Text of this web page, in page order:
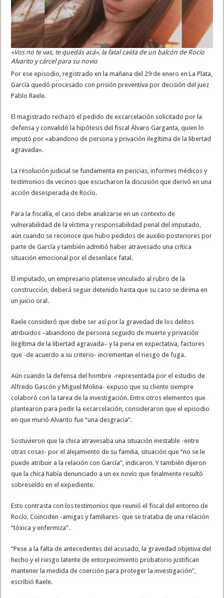
«Vos no te vas, te quedás acá», la fatal caída de un balcón de Rocío
Alvarito y cárcel para su novio
Por ese episodio, registrado en la mañana del 29 de enero en La Plata,
García quedó procesado con prisión preventiva por decisión del juez
Pablo Raele.
El magistrado rechazó el pedido de excarcelación solicitado por la
defensa y convalidó la hipótesis del fiscal Álvaro Garganta, quien lo
imputó por «abandono de persona y privación ilegítima de la libertad
agravada».
La resolución judicial se fundamenta en pericias, informes médicos y
testimonios de vecinos que escucharon la discusión que derivó en una
acción desesperada de Rocío.
Para la fiscalía, el caso debe analizarse en un contexto de
vulnerabilidad de la víctima y responsabilidad penal del imputado,
aún cuando se reconoce que hubo pedidos de auxilio posteriores por
parte de García y también admitió haber atravesado una crítica
situación emocional por el desenlace fatal.
El imputado, un empresario platense vinculado al rubro de la
construcción, deberá seguir detenido hasta que su caso se dirima en
un juicio oral.
Raele consideró que debe ser así por la gravedad de los delitos
atribuidos –abandono de persona seguido de muerte y privación
ilegítima de la libertad agravada– y la pena en expectativa, factores
que -de acuerdo a su criterio- incrementan el riesgo de fuga.
Aún cuando la defensa del hombre -representada por el estudio de
Alfredo Gascón y Miguel Molina- expuso que su cliente siempre
colaboró con la tarea de la investigación. Entre otros elementos que
plantearon para pedir la excarcelación, consideraron que el episodio
en que murió Alvarito fue “una desgracia”.
Sostuvieron que la chica atravesaba una situación inestable -entre
otras cosas- por el alejamiento de su familia, situación que “no se le
puede atribuir a la relación con García”, indicaron. Y también dijeron
que la chica había denunciado a un ex novio que finalmente resultó
sobreseído en el expediente.
Esto contrasta con los testimonios que reunió el fiscal del entorno de
Rocío. Coinciden -amigas y familiares- que se trataba de una relación
“tóxica y enfermiza”.
“Pese a la falta de antecedentes del acusado, la gravedad objetiva del
hecho y el riesgo latente de entorpecimiento probatorio justifican
mantener la medida de coerción para proteger la investigación”,
escribió Raele.